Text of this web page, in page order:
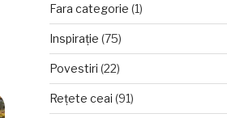
Fara categorie (1)
Inspirație (75)
Povestiri (22)
Rețete ceai (91)